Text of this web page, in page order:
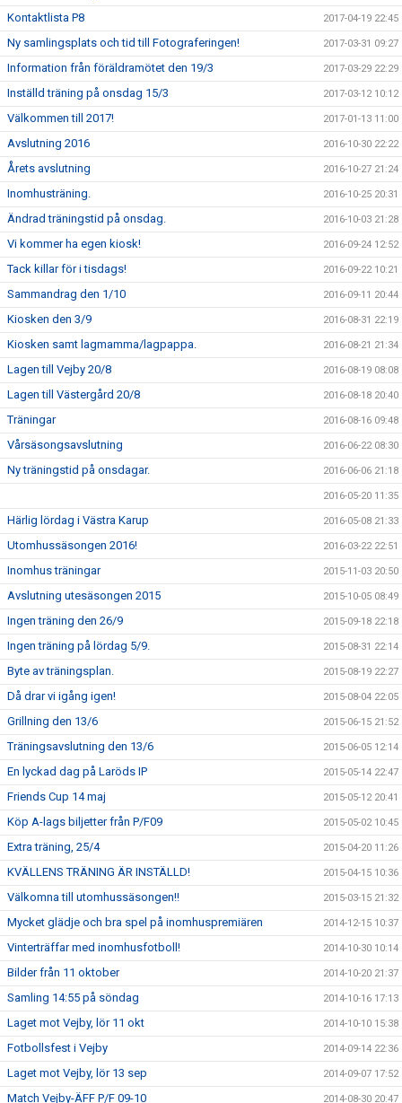
Kontaktlista P8 2017-04-19 22:45
Ny samlingsplats och tid till Fotograferingen! 2017-03-31 09:27
Information från föräldramötet den 19/3 2017-03-29 22:29
Inställd träning på onsdag 15/3 2017-03-12 10:12
Välkommen till 2017! 2017-01-13 11:00
Avslutning 2016 2016-10-30 22:22
Årets avslutning 2016-10-27 21:24
Inomhusträning. 2016-10-25 20:31
Ändrad träningstid på onsdag. 2016-10-03 21:28
Vi kommer ha egen kiosk! 2016-09-24 12:52
Tack killar för i tisdags! 2016-09-22 10:21
Sammandrag den 1/10 2016-09-11 20:44
Kiosken den 3/9 2016-08-31 22:19
Kiosken samt lagmamma/lagpappa. 2016-08-21 21:34
Lagen till Vejby 20/8 2016-08-19 08:08
Lagen till Västergård 20/8 2016-08-18 20:40
Träningar 2016-08-16 09:48
Vårsäsongsavslutning 2016-06-22 08:30
Ny träningstid på onsdagar. 2016-06-06 21:18
2016-05-20 11:35
Härlig lördag i Västra Karup 2016-05-08 21:33
Utomhussäsongen 2016! 2016-03-22 22:51
Inomhus träningar 2015-11-03 20:50
Avslutning utesäsongen 2015 2015-10-05 08:49
Ingen träning den 26/9 2015-09-18 22:18
Ingen träning på lördag 5/9. 2015-08-31 22:14
Byte av träningsplan. 2015-08-19 22:27
Då drar vi igång igen! 2015-08-04 22:05
Grillning den 13/6 2015-06-15 21:52
Träningsavslutning den 13/6 2015-06-05 12:14
En lyckad dag på Laröds IP 2015-05-14 22:47
Friends Cup 14 maj 2015-05-12 20:41
Köp A-lags biljetter från P/F09 2015-05-02 10:45
Extra träning, 25/4 2015-04-20 11:26
KVÄLLENS TRÄNING ÄR INSTÄLLD! 2015-04-15 10:36
Välkomna till utomhussäsongen!! 2015-03-15 21:32
Mycket glädje och bra spel på inomhuspremiären 2014-12-15 10:37
Vinterträffar med inomhusfotboll! 2014-10-30 10:14
Bilder från 11 oktober 2014-10-20 21:37
Samling 14:55 på söndag 2014-10-16 17:13
Laget mot Vejby, lör 11 okt 2014-10-10 15:38
Fotbollsfest i Vejby 2014-09-14 22:36
Laget mot Vejby, lör 13 sep 2014-09-07 17:52
Match Vejby-ÄFF P/F 09-10 2014-08-30 20:47